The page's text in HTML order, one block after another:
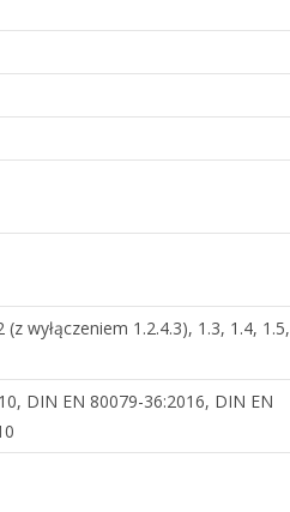
wyłączeniem 1.2.4.3), 1.3, 1.4, 1.5,
DIN EN 80079-36:2016, DIN EN